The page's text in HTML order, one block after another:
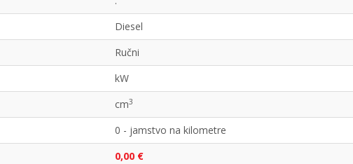
Diesel
Ručni
kW
cm3
0 - jamstvo na kilometre
0,00 €